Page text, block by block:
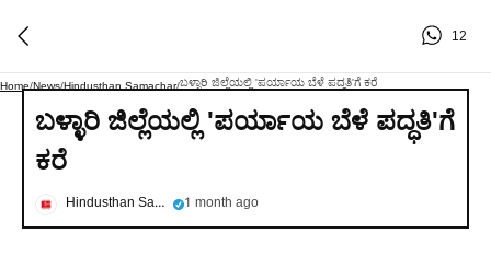
12
Home/News/Hindusthan Samachar/ಬಳ್ಳಾರಿ ಜಿಲ್ಲೆಯಲ್ಲಿ 'ಪರ್ಯಾಯ ಬೆಳೆ ಪದ್ಧತಿ'ಗೆ ಕರೆ
ಬಳ್ಳಾರಿ ಜಿಲ್ಲೆಯಲ್ಲಿ 'ಪರ್ಯಾಯ ಬೆಳೆ ಪದ್ಧತಿ'ಗೆ
ಕರೆ
Hindusthan Samachar 1 month ago